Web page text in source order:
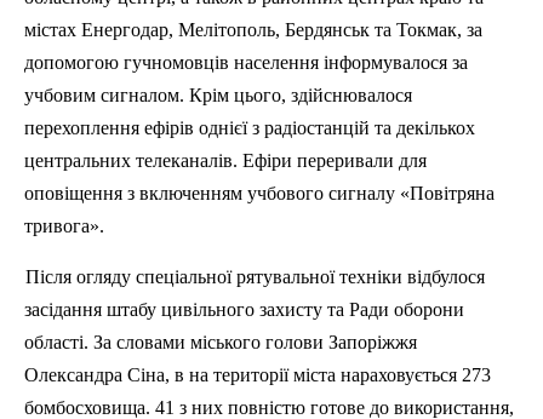
містах Енергодар, Мелітополь, Бердянськ та Токмак, за
допомогою гучномовців населення інформувалося за
учбовим сигналом. Крім цього, здійснювалося
перехоплення ефірів однієї з радіостанцій та декількох
центральних телеканалів. Ефіри переривали для
оповіщення з включенням учбового сигналу «Повітряна
тривога».
Після огляду спеціальної рятувальної техніки відбулося
засідання штабу цивільного захисту та Ради оборони
області. За словами міського голови Запоріжжя
Олександра Сіна, в на території міста нараховується 273
бомбосховища. 41 з них повністю готове до використання,